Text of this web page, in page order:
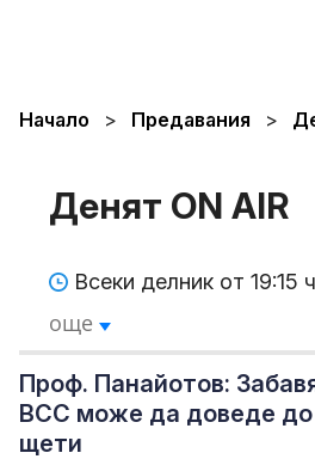
Начало Предавания
Денят ON AIR
Всеки делник от 19:15
още
Проф. Панайотов:
ВСС може да доведе до
щети